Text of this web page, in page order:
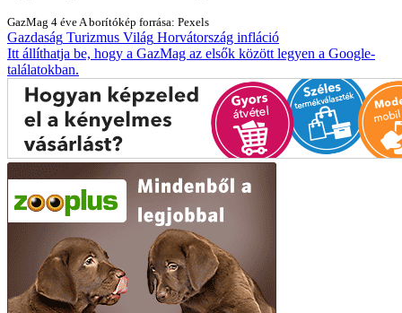
GazMag 4 éveA borítókép forrása: Pexels
Gazdaság Turizmus Világ Horvátország infláció
Itt állíthatja be, hogy a GazMag az elsők között legyen a Google-
találatokban.